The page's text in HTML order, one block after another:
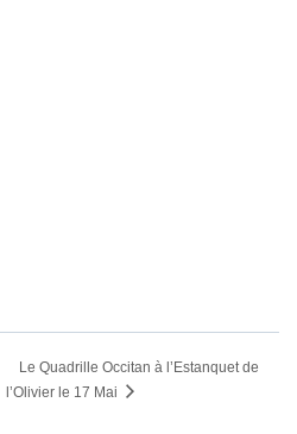
Le Quadrille Occitan à l’Estanquet de
l’Olivier le 17 Mai